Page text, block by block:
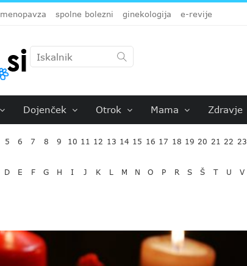
menopavza spolne bolezni ginekologija e-revije
Dojenček Otrok Mama Zdravje
5 6 7 8 9 10 11 12 13 14 15 16 17 18 19 20 21 22 23
D E F G H I J K L M N O P R S Š T U V